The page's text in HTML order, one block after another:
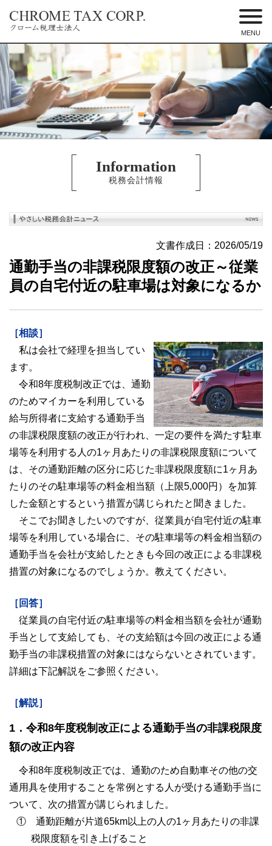
東京都港区のクローム税理士法人 –
税務調査に強い税理士
MENU
Information
税務会計情報
文書作成日：2026/05/19
通勤手当の非課税限度額の改正～従業
員の自宅付近の駐車場は対象になるか
［相談］
私は会社で経理を担当してい
ます。
令和8年度税制改正では、通勤
のためマイカーを利用している
給与所得者に支給する通勤手当
の非課税限度額の改正が行われ、一定の要件を満たす駐車
場等を利用する人の1ヶ月あたりの非課税限度額について
は、その通勤距離の区分に応じた非課税限度額に1ヶ月あ
たりのその駐車場等の料金相当額（上限5,000円）を加算
した金額とするという措置が講じられたと聞きました。
そこでお聞きしたいのですが、従業員が自宅付近の駐車
場等を利用している場合に、その駐車場等の料金相当額の
通勤手当を会社が支給したときも今回の改正による非課税
措置の対象になるのでしょうか。教えてください。
［回答］
従業員の自宅付近の駐車場等の料金相当額を会社が通勤
手当として支給しても、その支給額は今回の改正による通
勤手当の非課税措置の対象にはならないとされています。
詳細は下記解説をご参照ください。
［解説］
1．令和8年度税制改正による通勤手当の非課税限度
額の改正内容
令和8年度税制改正では、通勤のため自動車その他の交
通用具を使用することを常例とする人が受ける通勤手当に
ついて、次の措置が講じられました。
① 通勤距離が片道65km以上の人の1ヶ月あたりの非課
税限度額を引き上げること